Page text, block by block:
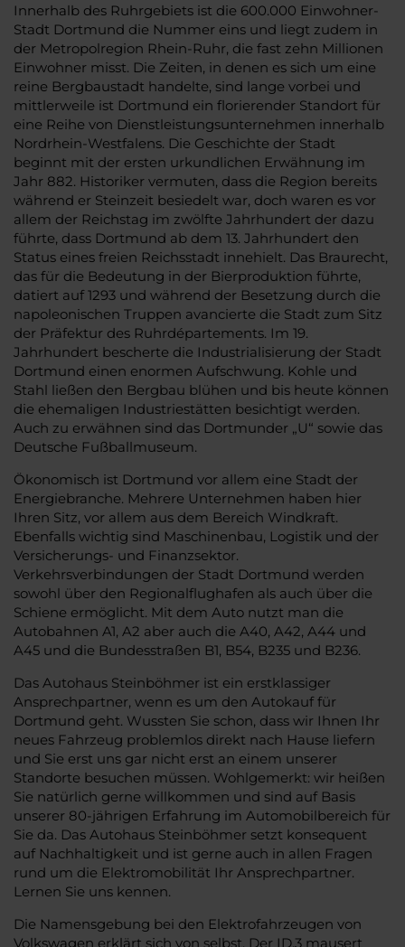
Innerhalb des Ruhrgebiets ist die 600.000 Einwohner-
Stadt Dortmund die Nummer eins und liegt zudem in
der Metropolregion Rhein-Ruhr, die fast zehn Millionen
Einwohner misst. Die Zeiten, in denen es sich um eine
reine Bergbaustadt handelte, sind lange vorbei und
mittlerweile ist Dortmund ein florierender Standort für
eine Reihe von Dienstleistungsunternehmen innerhalb
Nordrhein-Westfalens. Die Geschichte der Stadt
beginnt mit der ersten urkundlichen Erwähnung im
Jahr 882. Historiker vermuten, dass die Region bereits
während er Steinzeit besiedelt war, doch waren es vor
allem der Reichstag im zwölfte Jahrhundert der dazu
führte, dass Dortmund ab dem 13. Jahrhundert den
Status eines freien Reichsstadt innehielt. Das Braurecht,
das für die Bedeutung in der Bierproduktion führte,
datiert auf 1293 und während der Besetzung durch die
napoleonischen Truppen avancierte die Stadt zum Sitz
der Präfektur des Ruhrdépartements. Im 19.
Jahrhundert bescherte die Industrialisierung der Stadt
Dortmund einen enormen Aufschwung. Kohle und
Stahl ließen den Bergbau blühen und bis heute können
die ehemaligen Industriestätten besichtigt werden.
Auch zu erwähnen sind das Dortmunder „U“ sowie das
Deutsche Fußballmuseum.
Ökonomisch ist Dortmund vor allem eine Stadt der
Energiebranche. Mehrere Unternehmen haben hier
Ihren Sitz, vor allem aus dem Bereich Windkraft.
Ebenfalls wichtig sind Maschinenbau, Logistik und der
Versicherungs- und Finanzsektor.
Verkehrsverbindungen der Stadt Dortmund werden
sowohl über den Regionalflughafen als auch über die
Schiene ermöglicht. Mit dem Auto nutzt man die
Autobahnen A1, A2 aber auch die A40, A42, A44 und
A45 und die Bundesstraßen B1, B54, B235 und B236.
Das Autohaus Steinböhmer ist ein erstklassiger
Ansprechpartner, wenn es um den Autokauf für
Dortmund geht. Wussten Sie schon, dass wir Ihnen Ihr
neues Fahrzeug problemlos direkt nach Hause liefern
und Sie erst uns gar nicht erst an einem unserer
Standorte besuchen müssen. Wohlgemerkt: wir heißen
Sie natürlich gerne willkommen und sind auf Basis
unserer 80-jährigen Erfahrung im Automobilbereich für
Sie da. Das Autohaus Steinböhmer setzt konsequent
auf Nachhaltigkeit und ist gerne auch in allen Fragen
rund um die Elektromobilität Ihr Ansprechpartner.
Lernen Sie uns kennen.
Die Namensgebung bei den Elektrofahrzeugen von
Volkswagen erklärt sich von selbst. Der ID.3 mausert